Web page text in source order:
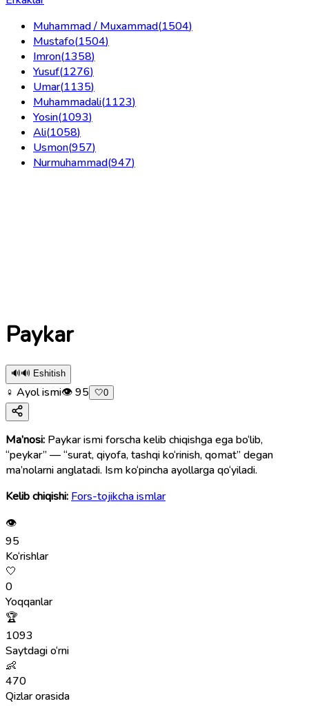
Muhammad / Muxammad(1504)
Mustafo(1504)
Imron(1358)
Yusuf(1276)
Umar(1135)
Muhammadali(1123)
Yosin(1093)
Ali(1058)
Usmon(957)
Nurmuhammad(947)
Paykar
🔊🔊 Eshitish
♀ Ayol ismi👁95 🤍0
Ma’nosi: Paykar ismi forscha kelib chiqishga ega bo‘lib,
“peykar” — “surat, qiyofa, tashqi ko‘rinish, qomat” degan
ma’nolarni anglatadi. Ism ko‘pincha ayollarga qo‘yiladi.
Kelib chiqishi: Fors-tojikcha ismlar
👁
95
Ko‘rishlar
🤍
0
Yoqqanlar
🏆
1093
Saytdagi o‘rni
👶
470
Qizlar orasida